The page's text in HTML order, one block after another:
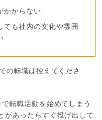
かからない
ても社内の文化や雰囲
の転職は控えてくださ
転職活動を始めてしまう
があったらすぐ投げ出して